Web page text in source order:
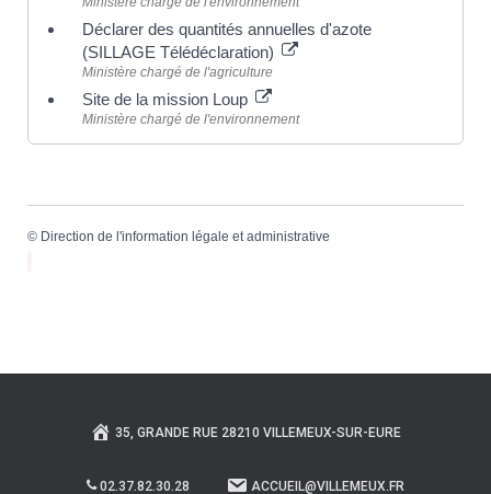
Déclarer des quantités annuelles d'azote
(SILLAGE Télédéclaration)
Ministère chargé de l'agriculture
Site de la mission Loup
Ministère chargé de l'environnement
© Direction de l'information légale et administrative
35, GRANDE RUE 28210 VILLEMEUX-SUR-EURE
02.37.82.30.28 ACCUEIL@VILLEMEUX.FR